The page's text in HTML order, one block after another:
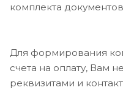
комплекта
Для формирования
счета на оплату, Вам
реквизитами и